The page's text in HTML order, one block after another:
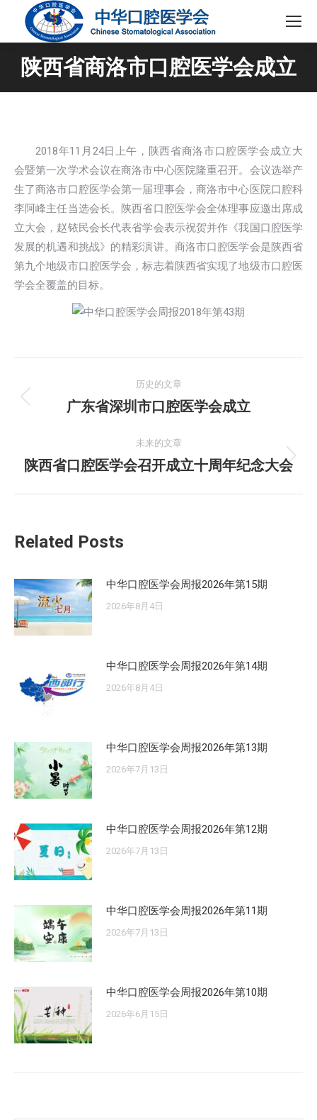
陕西省商洛市口腔医学会成立
2018年11月24日上午，陕西省商洛市口腔医学会成立大
会暨第一次学术会议在商洛市中心医院隆重召开。会议选举产
生了商洛市口腔医学会第一届理事会，商洛市中心医院口腔科
李阿峰主任当选会长。陕西省口腔医学会全体理事应邀出席成
立大会，赵铱民会长代表省学会表示祝贺并作《我国口腔医学
发展的机遇和挑战》的精彩演讲。商洛市口腔医学会是陕西省
第九个地级市口腔医学会，标志着陕西省实现了地级市口腔医
学会全覆盖的目标。
章
航
历史的文章
历
的
文
广东省深圳市口腔医学会成立
未来的文章
未
陕西省口腔医学会召开成立十周年纪念大会
Related Posts
中华口腔医学会周报2026年第15期
2026年8月4日
中华口腔医学会周报2026年第14期
2026年8月4日
中华口腔医学会周报2026年第13期
2026年7月13日
中华口腔医学会周报2026年第12期
2026年7月13日
中华口腔医学会周报2026年第11期
2026年7月13日
中华口腔医学会周报2026年第10期
2026年6月15日